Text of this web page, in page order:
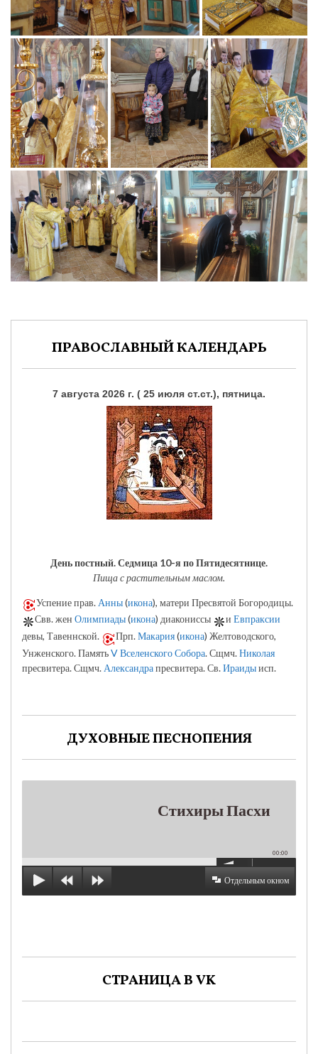
ПРАВОСЛАВНЫЙ КАЛЕНДАРЬ
7 августа 2026 г. ( 25 июля ст.ст.), пятница.
День постный.Седмица 10-я по Пятидесятнице.
Пища с растительным маслом.
Успение прав. Анны(икона), матери Пресвятой Богородицы.
Свв. жен Олимпиады(икона) диакониссы и Евпраксии
девы, Тавеннской.
Прп.Макария(икона) Желтоводского,
Унженского. ПамятьV Вселенского Собора. Сщмч.Николая
пресвитера. Сщмч. Александрапресвитера. Св.Ираидыисп.
ДУХОВНЫЕ ПЕСНОПЕНИЯ
Стихиры Пасхи
00:00
Отдельным окном
СТРАНИЦА В VK